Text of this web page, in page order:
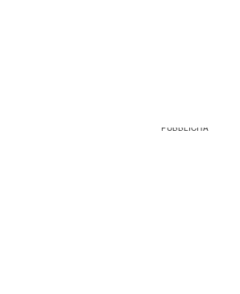
affascinata da questa offerta, in
musica si è sempre dimostrato forte,
non vuole rinunciare all'amore più